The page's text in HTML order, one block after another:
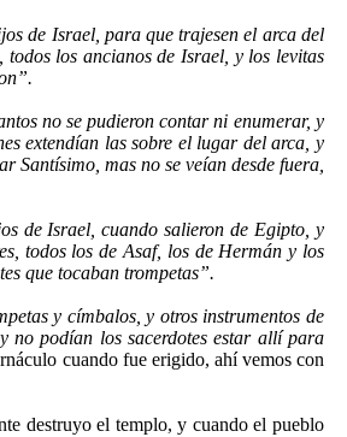
de Israel, para que trajesen el arca del
los ancianos de Israel, y los levitas
no se pudieron contar ni enumerar, y
extendían las sobre el lugar del arca, y
Santísimo, mas no se veían desde fuera,
de Israel, cuando salieron de Egipto, y
todos los de Asaf, los de Hermán y los
que tocaban trompetas”.
y címbalos, y otros instrumentos de
no podían los sacerdotes estar allí para
cuando fue erigido, ahí vemos con
destruyo el templo, y cuando el pueblo